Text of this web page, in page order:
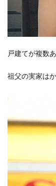
戸建てが複数
祖父の実家は